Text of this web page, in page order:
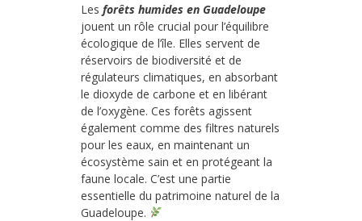
Les forêts humides en Guadeloupe
jouent un rôle crucial pour l’équilibre
écologique de l’île. Elles servent de
réservoirs de biodiversité et de
régulateurs climatiques, en absorbant
le dioxyde de carbone et en libérant
de l’oxygène. Ces forêts agissent
également comme des filtres naturels
pour les eaux, en maintenant un
écosystème sain et en protégeant la
faune locale. C’est une partie
essentielle du patrimoine naturel de la
Guadeloupe.